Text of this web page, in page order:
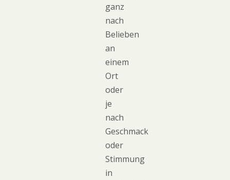
ganz
nach
Belieben
an
einem
Ort
oder
je
nach
Geschmack
oder
Stimmung
in